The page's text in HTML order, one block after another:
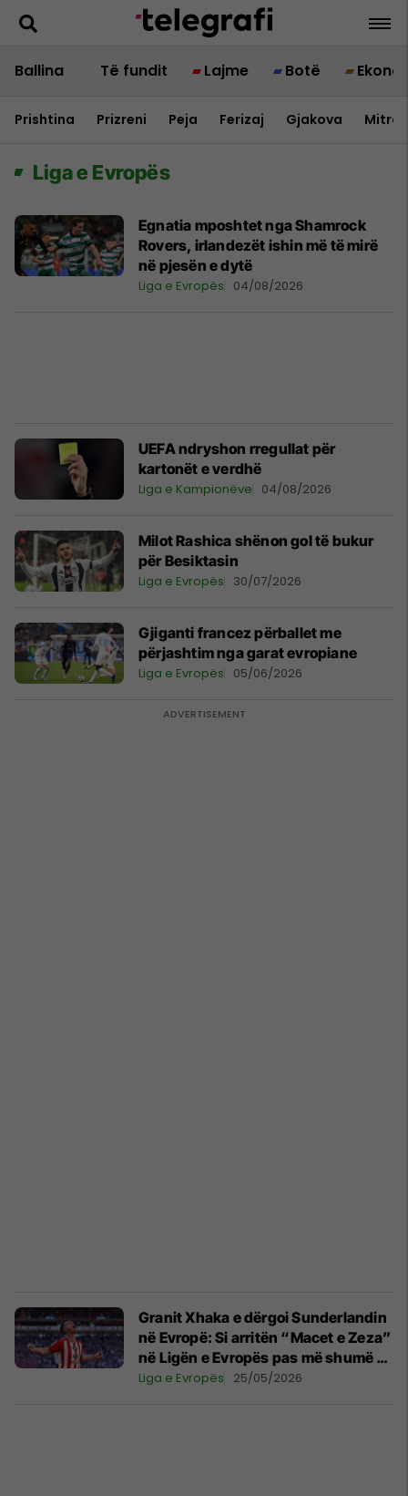
Ballina Të fundit Lajme Botë
Prishtina Prizreni Peja Ferizaj Gjakova
Liga e Evropës
Egnatia mposhtet nga Shamrock
Rovers, irlandezët ishin më të mirë
në pjesën e dytë
Liga e Evropës 04/08/2026
UEFA ndryshon rregullat për
kartonët e verdhë
Liga e Kampionëve 04/08/2026
Milot Rashica shënon gol të bukur
për Besiktasin
Liga e Evropës 30/07/2026
Gjiganti francez përballet me
përjashtim nga garat evropiane
Liga e Evropës 05/06/2026
Granit Xhaka e dërgoi Sunderlandin
në Evropë: Si arritën “Macet e Zeza”
në Ligën e Evropës pas më shumë se
50 vitesh
Liga e Evropës 25/05/2026